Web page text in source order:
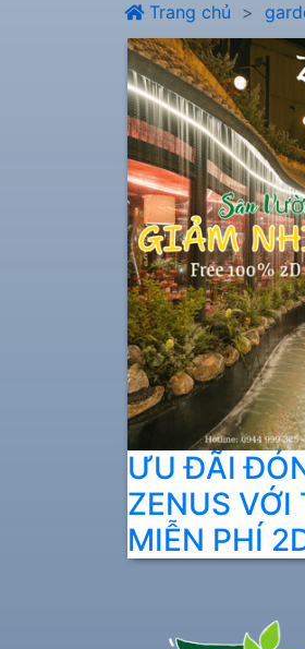
Trang chủ
ƯU ĐÃI
ZENUS VỚI
MIỄN PHÍ